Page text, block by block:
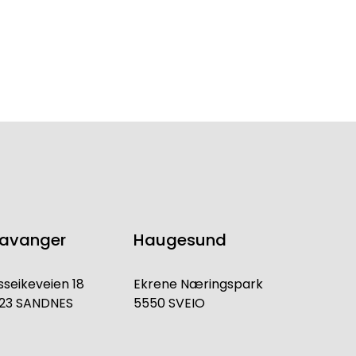
18
SANDNES
Haugesund
Ekrene Næringspark
5550 SVEIO